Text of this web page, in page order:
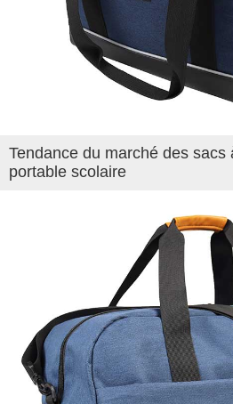
Tendance du marché des
portable scolaire